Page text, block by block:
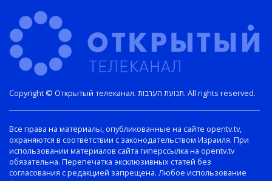
Copyright © Открытый телеканал. תנועת הערבות. All rights reserved.
Все права на материалы, опубликованные на сайте opentv.tv,
охраняются в соответствии с законодательством Израиля. При
использовании материалов сайта гиперссылка на opentv.tv
обязательна. Перепечатка эксклюзивных статей без
согласования с редакцией запрещена. Любое использование